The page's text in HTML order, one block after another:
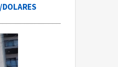
/DOLARES